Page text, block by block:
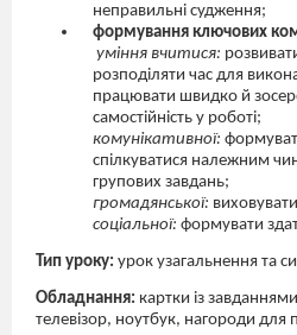
неправильні судження;
формування ключових
уміння вчитися:
розподіляти час для
працювати швидко й
самостійність у роботі;
комунікативної:
спілкуватися належним
групових завдань;
громадянської:
соціальної: формувати
Тип уроку: урок узагальнення та
Обладнання: картки із
телевізор, ноутбук, нагороди для